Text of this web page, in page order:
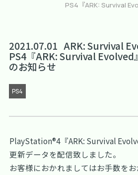
2021.07.01 ARK: Survival
PS4『ARK: Survival Evolved
のお知らせ
PS4
PlayStation®4『ARK: Survival
更新データを配信致しました。
お客様におかれましてはお手数を